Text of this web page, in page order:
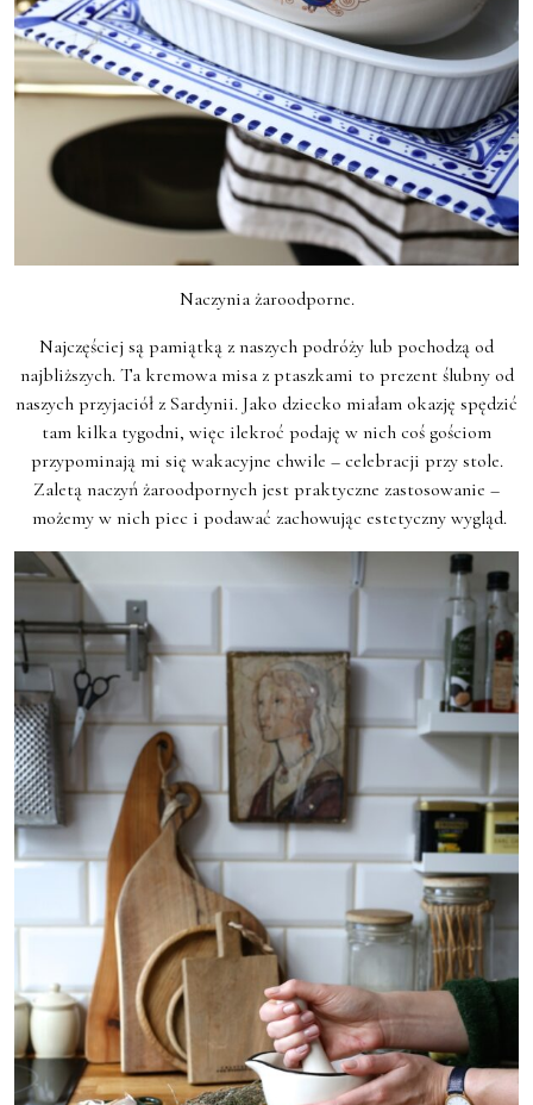
Naczynia żaroodporne.
Najczęściej są pamiątką z naszych podróży lub pochodzą od
najbliższych. Ta kremowa misa z ptaszkami to prezent ślubny od
naszych przyjaciół z Sardynii. Jako dziecko miałam okazję spędzić
tam kilka tygodni, więc ilekroć podaję w nich coś gościom
przypominają mi się wakacyjne chwile – celebracji przy stole.
Zaletą naczyń żaroodpornych jest praktyczne zastosowanie –
możemy w nich piec i podawać zachowując estetyczny wygląd.